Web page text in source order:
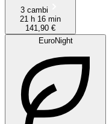
3 cambi
21 h 16 min
141,90 €
EuroNight